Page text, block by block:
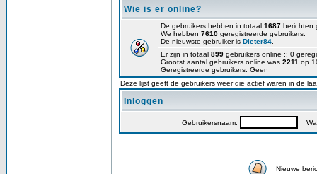
Wie is er online?
De gebruikers hebben in totaal 1687 berichten
We hebben 7610 geregistreerde gebruikers.
De nieuwste gebruiker is Dieter84
Er zijn in totaal 899 gebruikers online :: 0
Grootst aantal gebruikers online was 2211 op
Geregistreerde gebruikers: Geen
Deze lijst geeft de gebruikers weer die actief waren in de
Inloggen
Gebruikersnaam:
Nieuwe